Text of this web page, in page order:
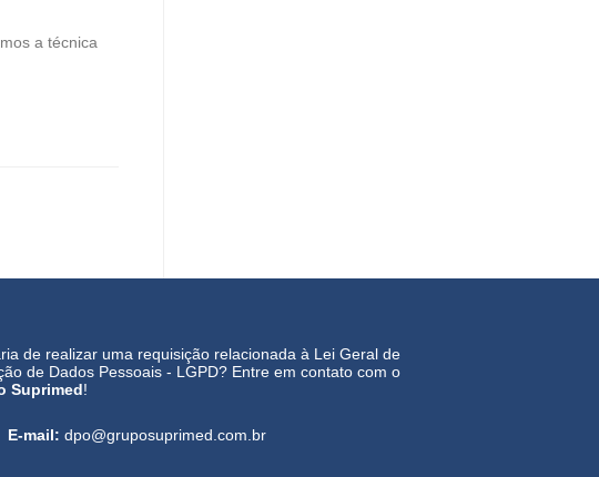
a técnica
de realizar uma requisição relacionada à Lei Geral de
de Dados Pessoais - LGPD? Entre em contato com o
Suprimed!
E-mail: dpo@gruposuprimed.com.br